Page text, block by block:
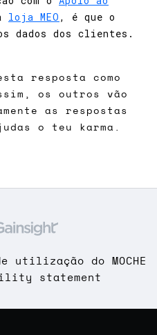
loja MEO , é que o
dados dos clientes.
resposta como
os outros vão
as respostas
o teu karma.
utilização do MOCHE
statement